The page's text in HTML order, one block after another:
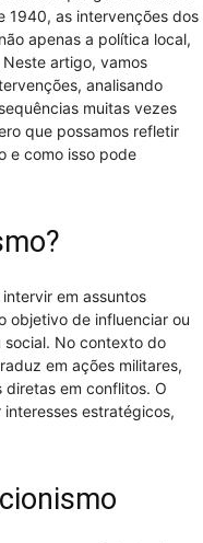
1940, as intervenções dos
apenas a política local,
artigo, vamos
analisando
muitas vezes
que possamos refletir
e como isso pode
em assuntos
objetivo de influenciar ou
social. No contexto do
em ações militares,
em conflitos. O
estratégicos,